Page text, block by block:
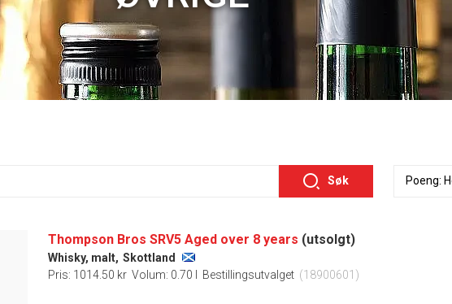
Søk
Thompson Bros SRV5 Aged over 8 years (utsolgt)
Whisky, malt, Skottland
Pris: 1014.50 kr Volum: 0.70 l Bestillingsutvalget (18900601)